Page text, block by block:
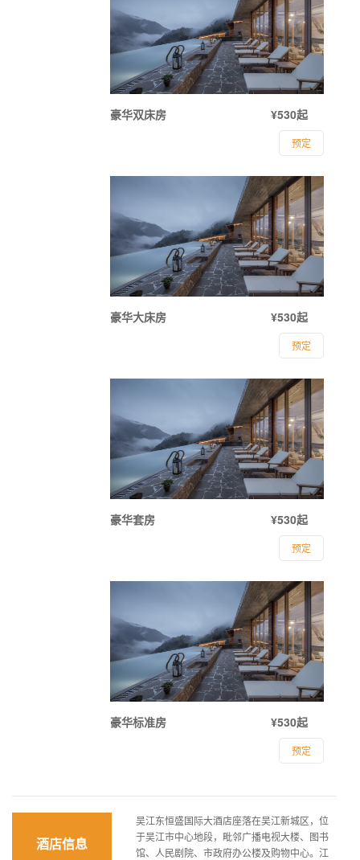
豪华双床房 ¥530起
预定
豪华大床房 ¥530起
预定
豪华套房 ¥530起
预定
豪华标准房 ¥530起
预定
酒店信息
吴江东恒盛国际大酒店座落在吴江新城区，位
于吴江市中心地段，毗邻广播电视大楼、图书
馆、人民剧院、市政府办公楼及购物中心。江